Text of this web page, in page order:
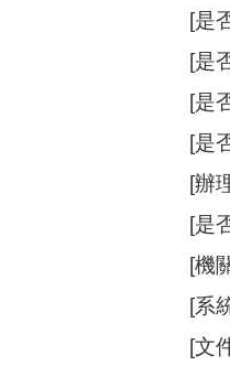
[是
[是
[是
[是
[辦
[是
[機
[系
[文